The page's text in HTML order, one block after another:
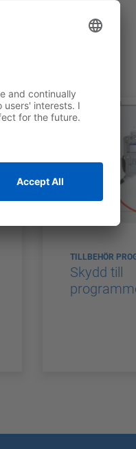
TILLBEHÖR
Skydd till